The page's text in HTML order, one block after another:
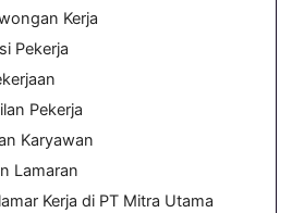
Kerja
Pekerja
Pekerja
Karyawan
Lamaran
Kerja di PT Mitra Utama